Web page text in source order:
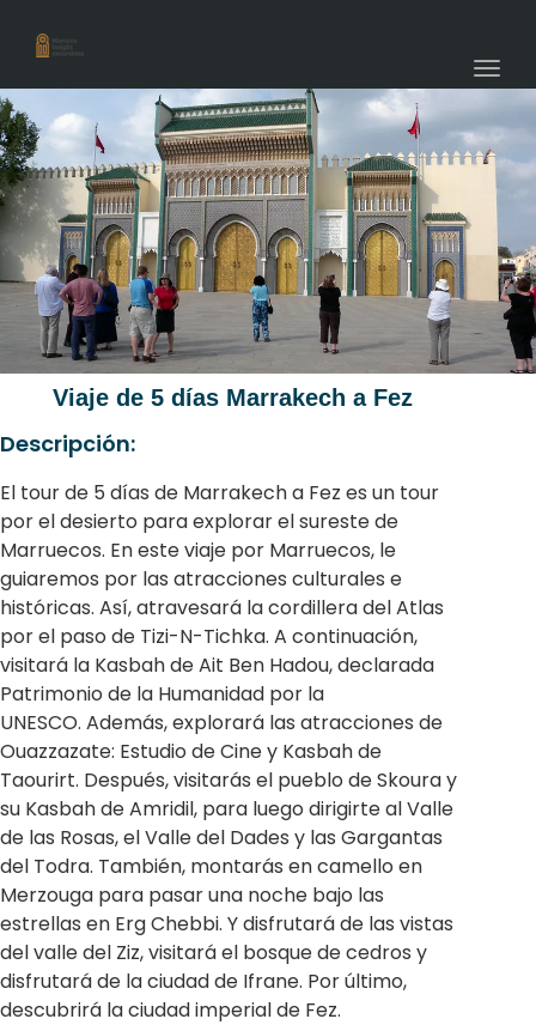
Viaje de 5 días Marrakech a Fez
Descripción:
El tour de 5 días de Marrakech a Fez es un tour
por el desierto para explorar el sureste de
Marruecos. En este viaje por Marruecos, le
guiaremos por las atracciones culturales e
históricas. Así, atravesará la cordillera del Atlas
por el paso de Tizi-N-Tichka. A continuación,
visitará la Kasbah deAit Ben Hadou, declarada
Patrimonio de la Humanidad por la
UNESCO. Además, explorará las atracciones de
Ouazzazate: Estudio de Cine y Kasbah de
Taourirt. Después, visitarás el pueblo de Skoura y
su Kasbah de Amridil, para luego dirigirte al Valle
de las Rosas, el Valle del Dades y las Gargantas
del Todra. También, montarás en camello en
Merzouga para pasar una noche bajo las
estrellas en Erg Chebbi. Y disfrutará de las vistas
del valle del Ziz, visitará el bosque de cedros y
disfrutará de la ciudad de Ifrane. Por último,
descubrirá la ciudad imperial de Fez.